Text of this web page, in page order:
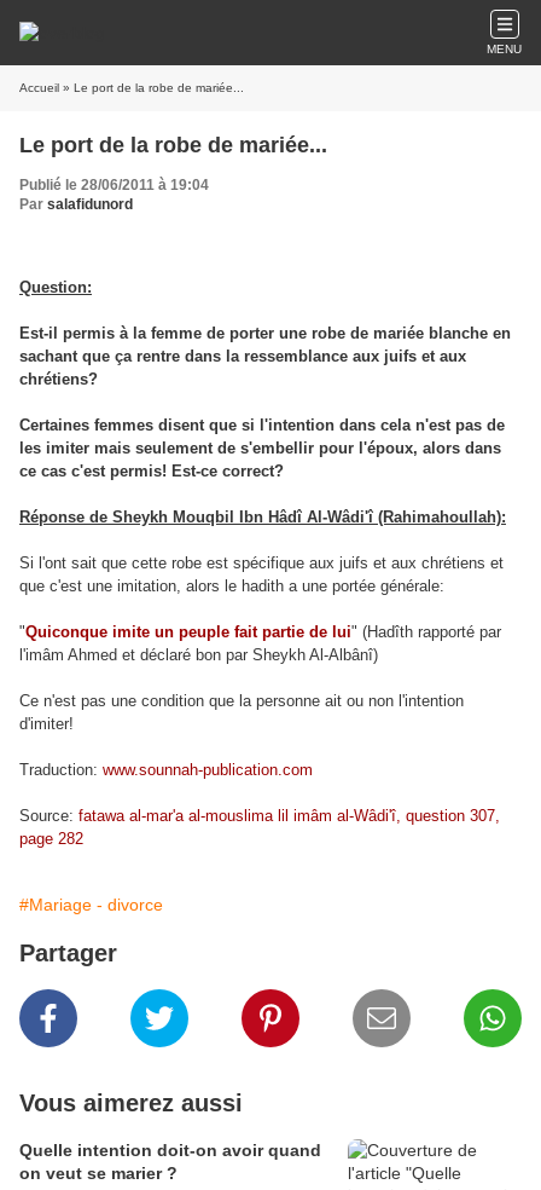
MENU
Accueil » Le port de la robe de mariée...
Le port de la robe de mariée...
Publié le 28/06/2011 à 19:04
Par salafidunord
Question:
Est-il permis à la femme de porter une robe de mariée blanche en
sachant que ça rentre dans la ressemblance aux juifs et aux
chrétiens?
Certaines femmes disent que si l'intention dans cela n'est pas de
les imiter mais seulement de s'embellir pour l'époux, alors dans
ce cas c'est permis! Est-ce correct?
Réponse de Sheykh Mouqbil Ibn Hâdî Al-Wâdi'î (Rahimahoullah):
Si l'ont sait que cette robe est spécifique aux juifs et aux chrétiens et
que c'est une imitation, alors le hadith a une portée générale:
"Quiconque imite un peuple fait partie de lui" (Hadîth rapporté par
l'imâm Ahmed et déclaré bon par Sheykh Al-Albânî)
Ce n'est pas une condition que la personne ait ou non l'intention
d'imiter!
Traduction: www.sounnah-publication.com
Source: fatawa al-mar'a al-mouslima lil imâm al-Wâdi'î, question 307,
page 282
#Mariage - divorce
Partager
Vous aimerez aussi
Quelle intention doit-on avoir quand
on veut se marier ?